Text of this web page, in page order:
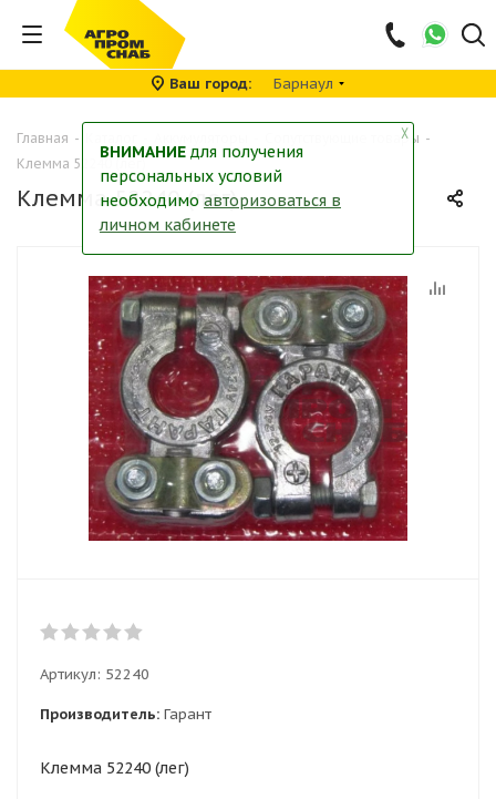
Ваш город Барнаул
Главная - Сопутствующие товары -
Клемма 52240 (лег)
Клемма 52240 (лег)
Артикул: 52240
Производитель: Гарант
Клемма 52240 (лег)
╳
ВНИМАНИЕ для получения
персональных условий
необходимо авторизоваться в
личном кабинете